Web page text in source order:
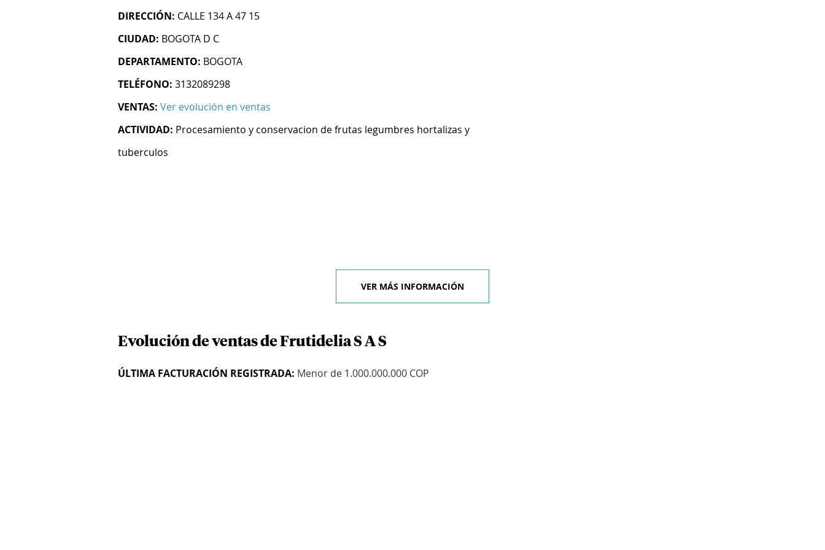
DIRECCIÓN: CALLE 134 A 47 15
CIUDAD: BOGOTA D C
DEPARTAMENTO: BOGOTA
TELÉFONO: 3132089298
VENTAS: Ver evolución en ventas
ACTIVIDAD: Procesamiento y conservacion de frutas legumbres hortalizas y
tuberculos
VER MÁS INFORMACIÓN
Evolución de ventas de Frutidelia S A S
ÚLTIMA FACTURACIÓN REGISTRADA: Menor de 1.000.000.000 COP